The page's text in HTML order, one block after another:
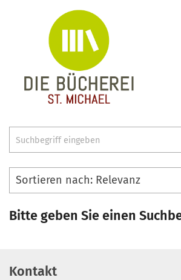
Zum Inhalt springen
Suche
Bitte geben Sie einen
Kontakt